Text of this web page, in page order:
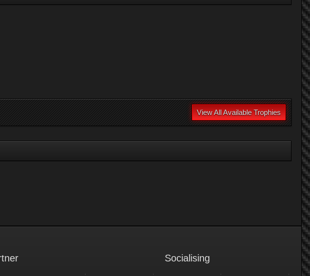
View All Available Trophies
Socialising